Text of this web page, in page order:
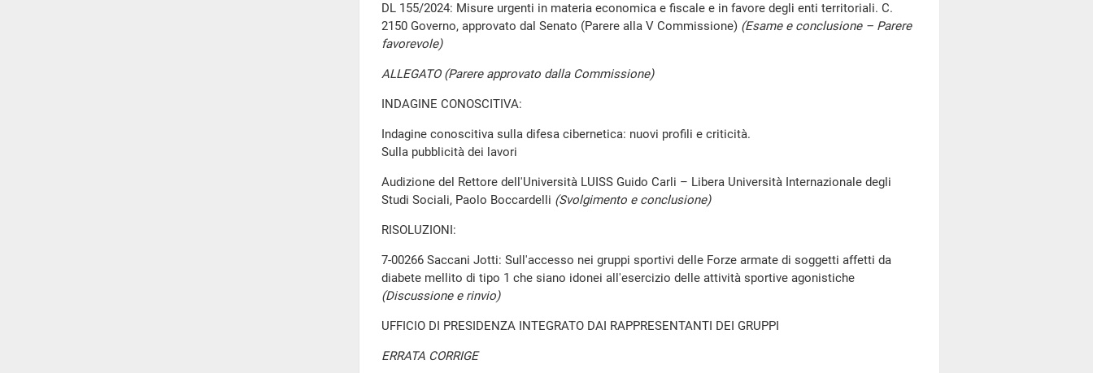
DL 155/2024: Misure urgenti in materia economica e fiscale e in favore degli enti territoriali. C.
2150 Governo, approvato dal Senato (Parere alla V Commissione) (Esame e conclusione – Parere
favorevole)
ALLEGATO (Parere approvato dalla Commissione)
INDAGINE CONOSCITIVA:
Indagine conoscitiva sulla difesa cibernetica: nuovi profili e criticità.
Sulla pubblicità dei lavori
Audizione del Rettore dell'Università LUISS Guido Carli – Libera Università Internazionale degli
Studi Sociali, Paolo Boccardelli (Svolgimento e conclusione)
RISOLUZIONI:
7-00266 Saccani Jotti: Sull'accesso nei gruppi sportivi delle Forze armate di soggetti affetti da
diabete mellito di tipo 1 che siano idonei all'esercizio delle attività sportive agonistiche
(Discussione e rinvio)
UFFICIO DI PRESIDENZA INTEGRATO DAI RAPPRESENTANTI DEI GRUPPI
ERRATA CORRIGE